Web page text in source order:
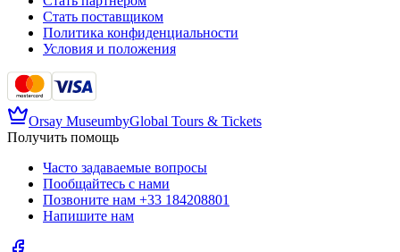
Стать поставщиком
Политика конфиденциальности
Условия и положения
Orsay MuseumbyGlobal Tours & Tickets
Получить помощь
Часто задаваемые вопросы
Пообщайтесь с нами
Позвоните нам +33 184208801
Напишите нам